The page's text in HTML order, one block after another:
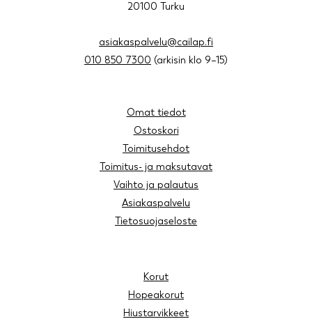
20100 Turku
asiakaspalvelu@cailap.fi
010 850 7300 (arkisin klo 9–15)
Omat tiedot
Ostoskori
Toimitusehdot
Toimitus- ja maksutavat
Vaihto ja palautus
Asiakaspalvelu
Tietosuojaseloste
Korut
Hopeakorut
Hiustarvikkeet